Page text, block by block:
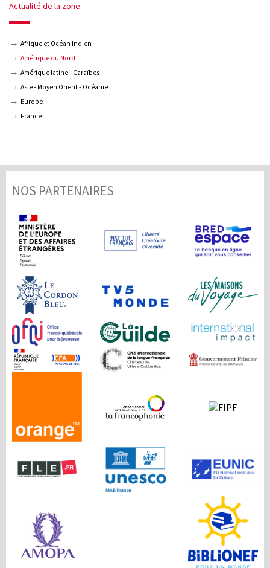
Actualité de la zone
Afrique et Océan Indien
Amérique du Nord
Amérique latine - Caraïbes
Asie - Moyen Orient - Océanie
Europe
France
NOS PARTENAIRES